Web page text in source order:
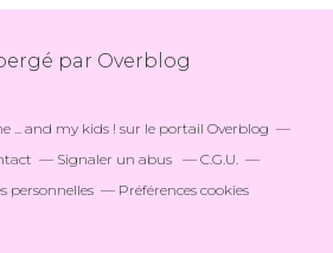
par Overblog
... and my kids ! sur le portail Overblog
Signaler un abus
C.G.U.
personnelles
Préférences cookies